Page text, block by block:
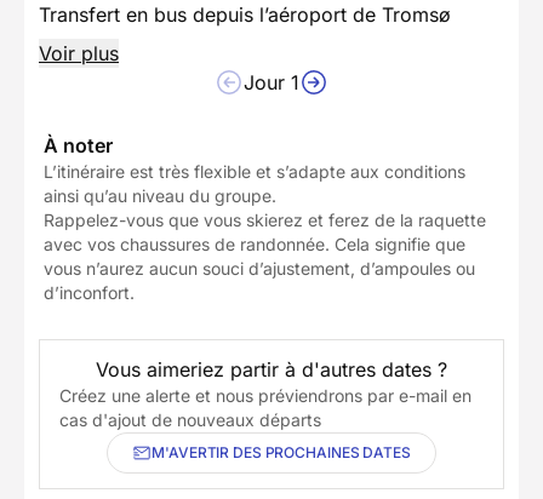
Transfert en bus depuis l’aéroport de Tromsø
Voir plus
Jour 1
À noter
L’itinéraire est très flexible et s’adapte aux conditions
ainsi qu’au niveau du groupe.
Rappelez-vous que vous skierez et ferez de la raquette
avec vos chaussures de randonnée. Cela signifie que
vous n’aurez aucun souci d’ajustement, d’ampoules ou
d’inconfort.
Vous aimeriez partir à d'autres dates ?
Créez une alerte et nous préviendrons par e-mail en
cas d'ajout de nouveaux départs
M'AVERTIR DES PROCHAINES DATES